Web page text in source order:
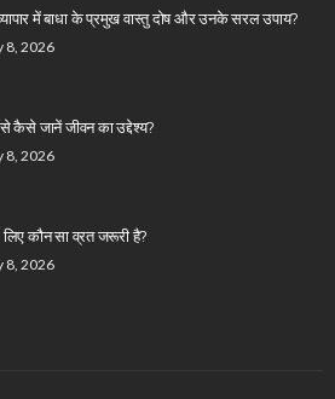
में बाधा के प्रमुख वास्तु दोष और उनके सरल उपाय?
8, 2026
कैसे जानें जीवन का उद्देश्य?
8, 2026
कौन सा व्रत जरूरी है?
8, 2026